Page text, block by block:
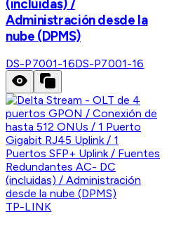
(incluidas) /
Administración desde la
nube (DPMS)
DS-P7001-16DS-P7001-16
TP-LINK